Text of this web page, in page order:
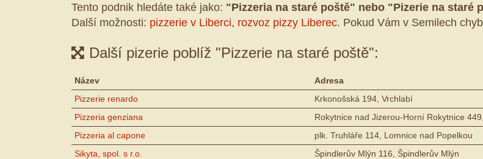
Tento podnik hledáte také jako: "Pizzeria na staré poště" nebo "Pizerie na staré
Další možnosti: pizzerie v Liberci, rozvoz pizzy Liberec. Pokud Vám v Semilech
Další pizerie poblíž "Pizzerie na staré poště":
Název Adresa
Pizzerie renardo
Krkonošská 194, Vrchlabí
Pizzeria genziana
Rokytnice nad Jizerou-Horní Rokytnice
Pizzeria al capone
plk. Truhláře 114, Lomnice nad Popelkou
Sikyta, spol. s r.o.
Špindlerův Mlýn 116, Špindlerův Mlýn